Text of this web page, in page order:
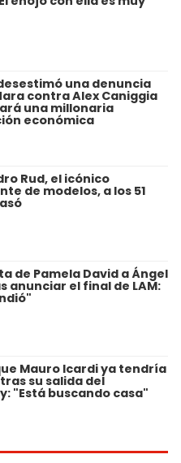
una denuncia
contra Alex Caniggia
una millonaria
económica
Rud, el icónico
de modelos, a los 51
de Pamela David a Ángel
anunciar el final de LAM:
Mauro Icardi ya tendría
su salida del
"Está buscando casa"